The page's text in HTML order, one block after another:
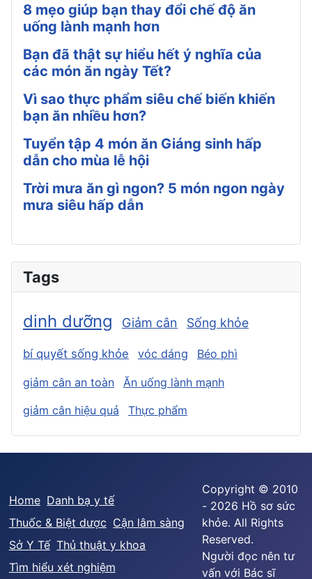
8 mẹo giúp bạn thay đổi chế độ ăn
uống lành mạnh hơn
Bạn đã thật sự hiểu hết ý nghĩa của
các món ăn ngày Tết?
Vì sao thực phẩm siêu chế biến khiến
bạn ăn nhiều hơn?
Tuyển tập 4 món ăn Giáng sinh hấp
dẫn cho mùa lễ hội
Trời mưa ăn gì ngon? 5 món ngon ngày
mưa siêu hấp dẫn
Tags
dinh dưỡng Giảm cân Sống khỏe
bí quyết sống khỏe vóc dáng Béo phì
giảm cân an toàn
Ăn uống lành mạnh
giảm cân hiệu quả
Thực phẩm
Home Danh bạ y tế
Thuốc & Biệt dược Cận lâm sàng
Sở Y Tế Thủ thuật y khoa
Tìm hiểu xét nghiệm
Copyright © 2010
- 2026 Hồ sơ sức
khỏe. All Rights
Reserved.
Người đọc nên tư
vấn với Bác sĩ